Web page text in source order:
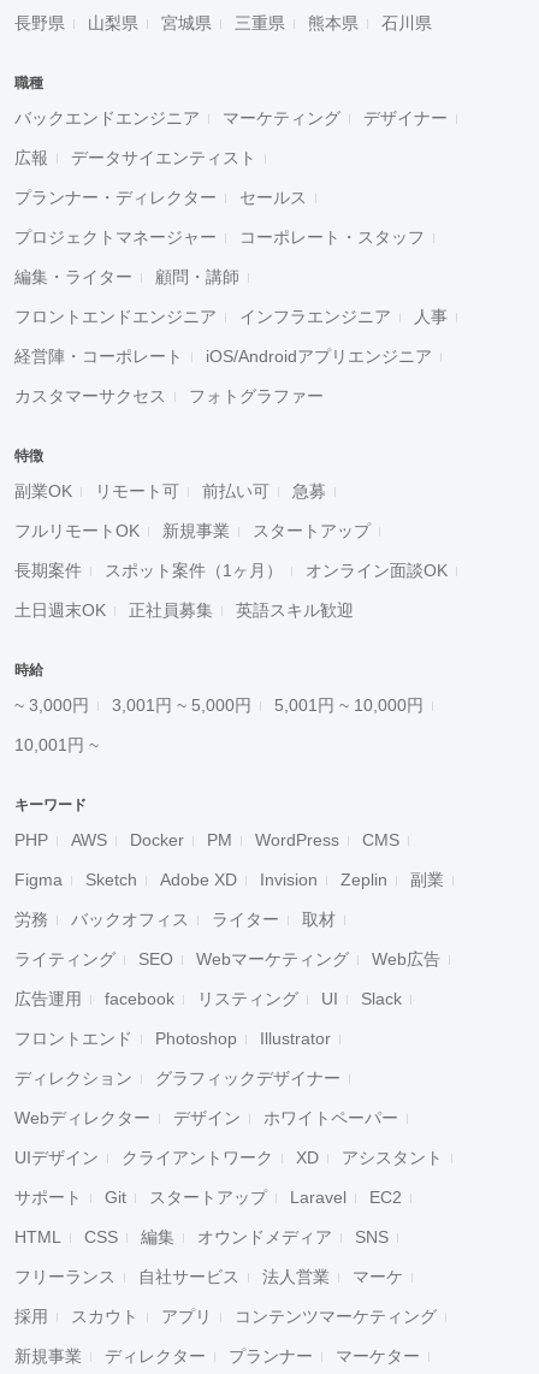
長野県 山梨県 宮城県 三重県 熊本県 石川県
職種
バックエンドエンジニア マーケティング デザイナー
広報 データサイエンティスト
プランナー・ディレクター セールス
プロジェクトマネージャー コーポレート・スタッフ
編集・ライター 顧問・講師
フロントエンドエンジニア インフラエンジニア 人事
経営陣・コーポレート iOS/Androidアプリエンジニア
カスタマーサクセス フォトグラファー
特徴
副業OK リモート可 前払い可 急募
フルリモートOK 新規事業 スタートアップ
長期案件 スポット案件（1ヶ月） オンライン面談OK
土日週末OK 正社員募集 英語スキル歓迎
時給
~ 3,000円 3,001円 ~ 5,000円 5,001円 ~ 10,000円
10,001円 ~
キーワード
PHP AWS Docker PM WordPress CMS
Figma Sketch Adobe XD Invision Zeplin 副業
労務 バックオフィス ライター 取材
ライティング SEO Webマーケティング Web広告
広告運用 facebook リスティング UI Slack
フロントエンド Photoshop Illustrator
ディレクション グラフィックデザイナー
Webディレクター デザイン ホワイトペーパー
UIデザイン クライアントワーク XD アシスタント
サポート Git スタートアップ Laravel EC2
HTML CSS 編集 オウンドメディア SNS
フリーランス 自社サービス 法人営業 マーケ
採用 スカウト アプリ コンテンツマーケティング
新規事業 ディレクター プランナー マーケター